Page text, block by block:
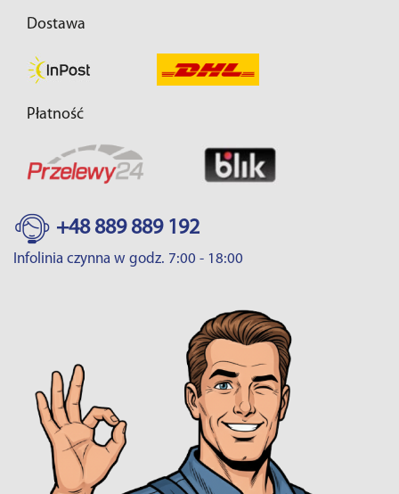
Dostawa
Płatność
+48 889 889 192
Infolinia czynna w godz. 7:00 - 18:00